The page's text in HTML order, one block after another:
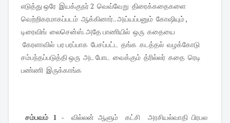
எடுத்து ஒரே இயக்குநர் 2 வெவ்வேறு திரைக்கதைகளை
வெற்றிகரமாகப்படம் ஆக்கினார்.. அய்யப்பனும் கோஷியும் ,
டிரைவிங் லைசென்ஸ். அதே பாணியில் ஒரு கதையை
கேரளாவில் பர பரப்பாக பேசப்பட்ட தங்க கடத்தல் வழக்கோடு
சம்பந்தப்படுத்தி ஒரு அட போட வைக்கும் த்ரில்லர் கதை ரெடி
பண்ணி இருக்காங்க
சம்பவம் 1 - வில்லன் ஆளும் கட்சி அரசியல்வாதி பிரபல